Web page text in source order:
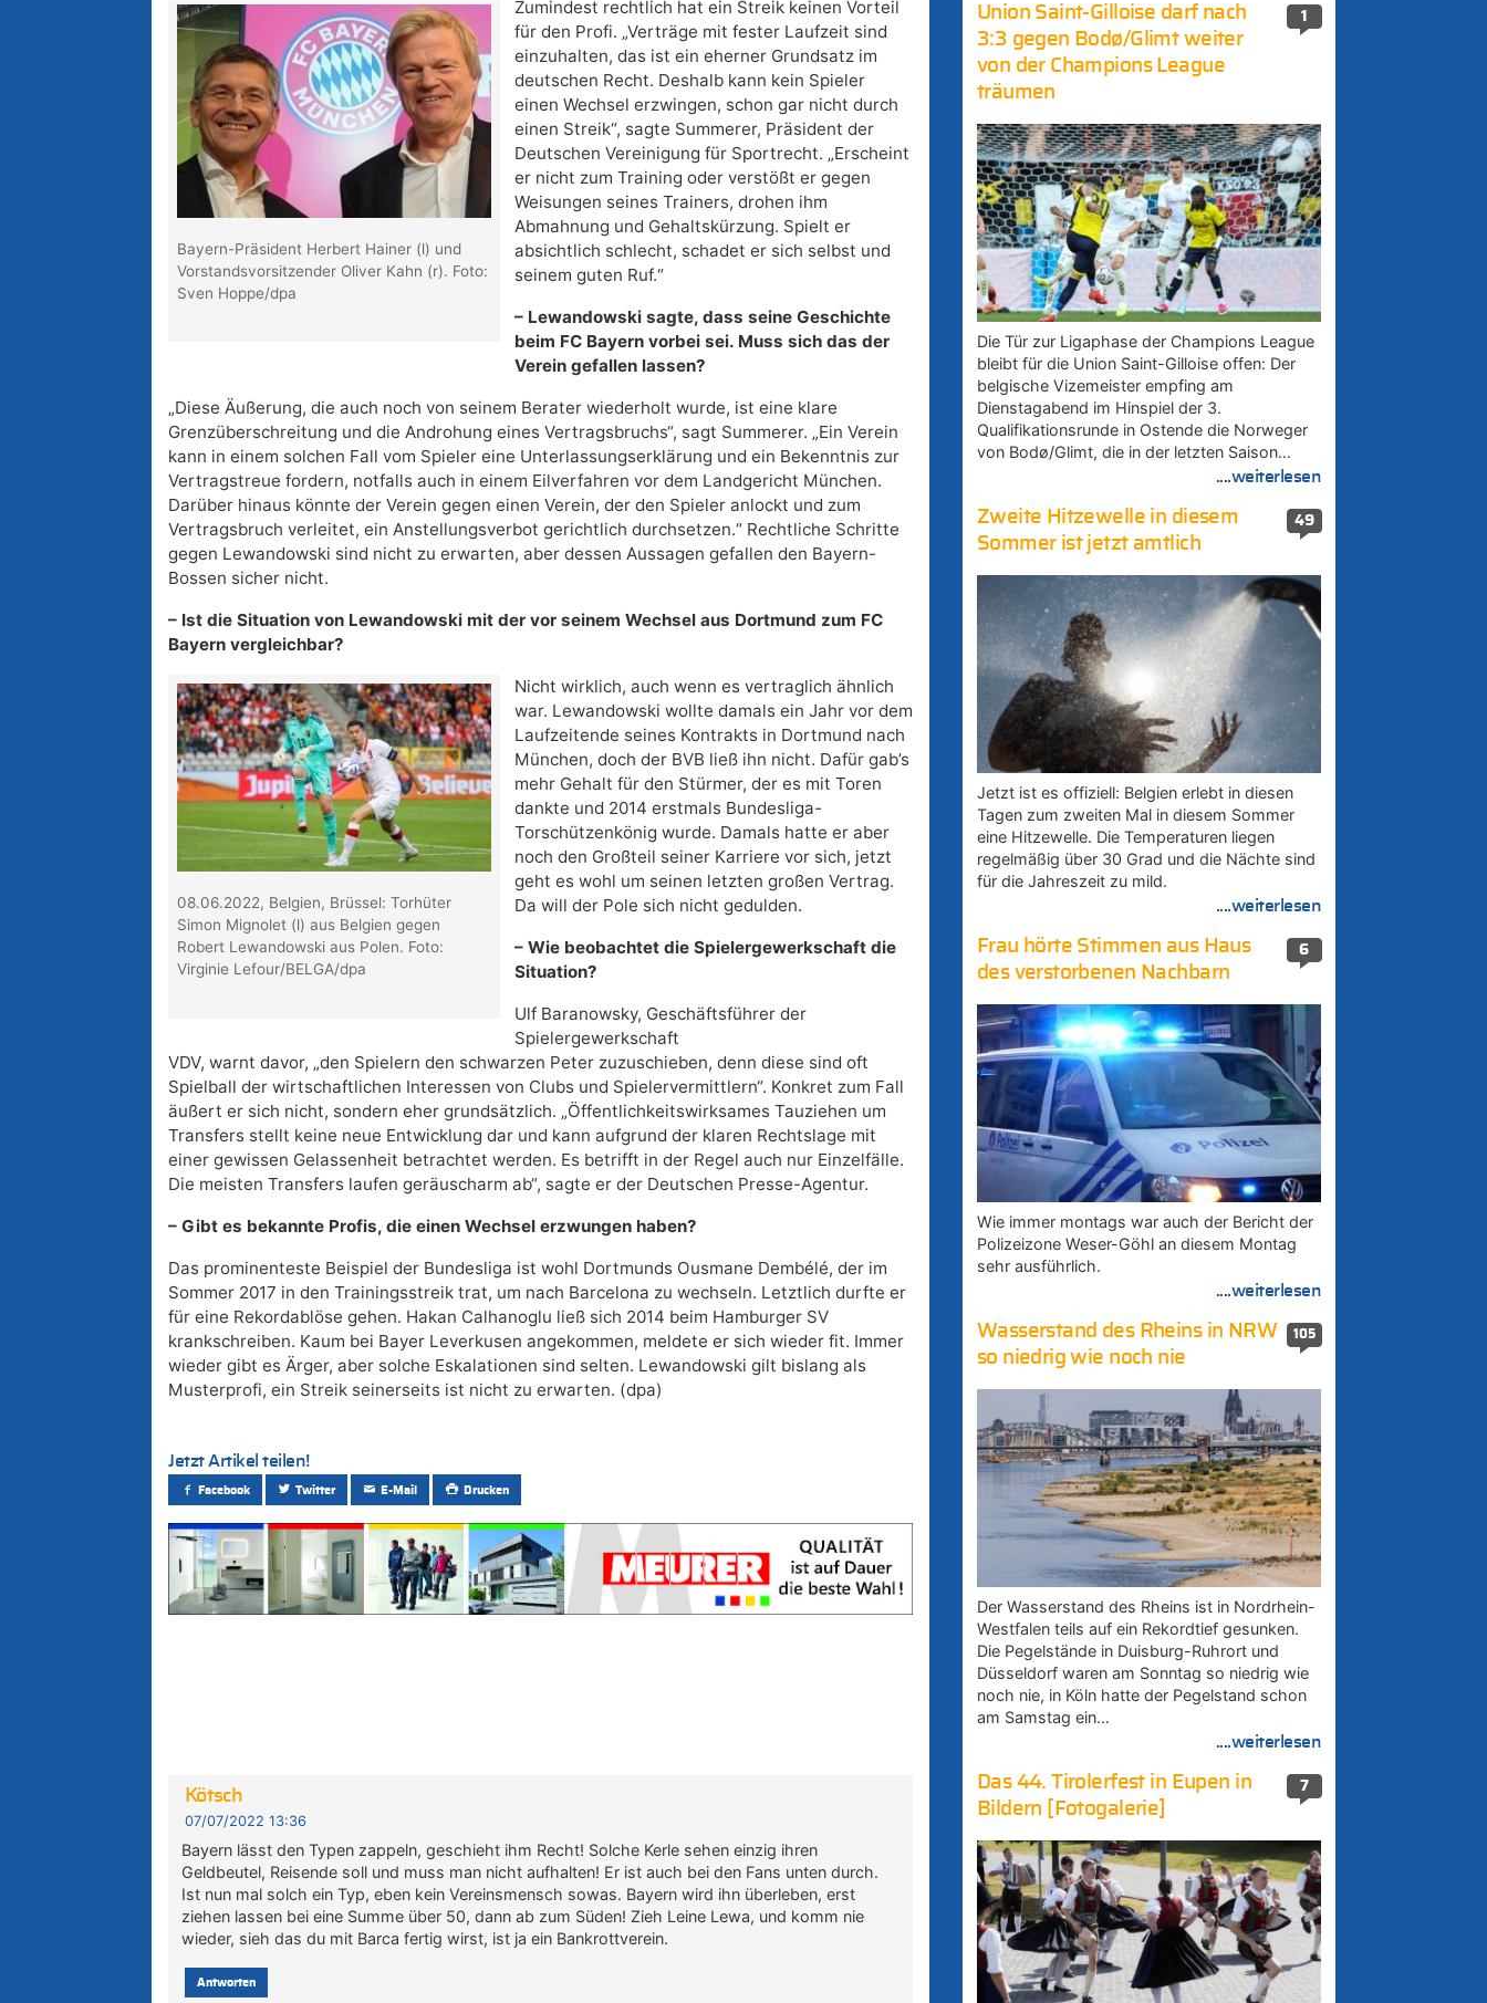
Bayern-Präsident Herbert Hainer (l) und
Vorstandsvorsitzender Oliver Kahn (r). Foto:
Sven Hoppe/dpa
Zumindest rechtlich hat ein Streik keinen Vorteil
für den Profi. „Verträge mit fester Laufzeit sind
einzuhalten, das ist ein eherner Grundsatz im
deutschen Recht. Deshalb kann kein Spieler
einen Wechsel erzwingen, schon gar nicht durch
einen Streik“, sagte Summerer, Präsident der
Deutschen Vereinigung für Sportrecht. „Erscheint
er nicht zum Training oder verstößt er gegen
Weisungen seines Trainers, drohen ihm
Abmahnung und Gehaltskürzung. Spielt er
absichtlich schlecht, schadet er sich selbst und
seinem guten Ruf.“
– Lewandowski sagte, dass seine Geschichte
beim FC Bayern vorbei sei. Muss sich das der
Verein gefallen lassen?
„Diese Äußerung, die auch noch von seinem Berater wiederholt wurde, ist eine klare
Grenzüberschreitung und die Androhung eines Vertragsbruchs“, sagt Summerer. „Ein Verein
kann in einem solchen Fall vom Spieler eine Unterlassungserklärung und ein Bekenntnis zur
Vertragstreue fordern, notfalls auch in einem Eilverfahren vor dem Landgericht München.
Darüber hinaus könnte der Verein gegen einen Verein, der den Spieler anlockt und zum
Vertragsbruch verleitet, ein Anstellungsverbot gerichtlich durchsetzen.“ Rechtliche Schritte
gegen Lewandowski sind nicht zu erwarten, aber dessen Aussagen gefallen den Bayern-
Bossen sicher nicht.
– Ist die Situation von Lewandowski mit der vor seinem Wechsel aus Dortmund zum FC
Bayern vergleichbar?
08.06.2022, Belgien, Brüssel: Torhüter
Simon Mignolet (l) aus Belgien gegen
Robert Lewandowski aus Polen. Foto:
Virginie Lefour/BELGA/dpa
Nicht wirklich, auch wenn es vertraglich ähnlich
war. Lewandowski wollte damals ein Jahr vor dem
Laufzeitende seines Kontrakts in Dortmund nach
München, doch der BVB ließ ihn nicht. Dafür gab’s
mehr Gehalt für den Stürmer, der es mit Toren
dankte und 2014 erstmals Bundesliga-
Torschützenkönig wurde. Damals hatte er aber
noch den Großteil seiner Karriere vor sich, jetzt
geht es wohl um seinen letzten großen Vertrag.
Da will der Pole sich nicht gedulden.
– Wie beobachtet die Spielergewerkschaft die
Situation?
Ulf Baranowsky, Geschäftsführer der
Spielergewerkschaft
VDV, warnt davor, „den Spielern den schwarzen Peter zuzuschieben, denn diese sind oft
Spielball der wirtschaftlichen Interessen von Clubs und Spielervermittlern“. Konkret zum Fall
äußert er sich nicht, sondern eher grundsätzlich. „Öffentlichkeitswirksames Tauziehen um
Transfers stellt keine neue Entwicklung dar und kann aufgrund der klaren Rechtslage mit
einer gewissen Gelassenheit betrachtet werden. Es betrifft in der Regel auch nur Einzelfälle.
Die meisten Transfers laufen geräuscharm ab“, sagte er der Deutschen Presse-Agentur.
– Gibt es bekannte Profis, die einen Wechsel erzwungen haben?
Das prominenteste Beispiel der Bundesliga ist wohl Dortmunds Ousmane Dembélé, der im
Sommer 2017 in den Trainingsstreik trat, um nach Barcelona zu wechseln. Letztlich durfte er
für eine Rekordablöse gehen. Hakan Calhanoglu ließ sich 2014 beim Hamburger SV
krankschreiben. Kaum bei Bayer Leverkusen angekommen, meldete er sich wieder fit. Immer
wieder gibt es Ärger, aber solche Eskalationen sind selten. Lewandowski gilt bislang als
Musterprofi, ein Streik seinerseits ist nicht zu erwarten. (dpa)
Jetzt Artikel teilen!
Facebook Twitter E-Mail Drucken
Kötsch
07/07/2022 13:36
Bayern lässt den Typen zappeln, geschieht ihm Recht! Solche Kerle sehen einzig ihren
Geldbeutel, Reisende soll und muss man nicht aufhalten! Er ist auch bei den Fans unten durch.
Ist nun mal solch ein Typ, eben kein Vereinsmensch sowas. Bayern wird ihn überleben, erst
ziehen lassen bei eine Summe über 50, dann ab zum Süden! Zieh Leine Lewa, und komm nie
wieder, sieh das du mit Barca fertig wirst, ist ja ein Bankrottverein.
Antworten
1
Union Saint-Gilloise darf nach
3:3 gegen Bodø/Glimt weiter
von der Champions League
träumen
Die Tür zur Ligaphase der Champions League
bleibt für die Union Saint-Gilloise offen: Der
belgische Vizemeister empfing am
Dienstagabend im Hinspiel der 3.
Qualifikationsrunde in Ostende die Norweger
von Bodø/Glimt, die in der letzten Saison…
....weiterlesen
49
Zweite Hitzewelle in diesem
Sommer ist jetzt amtlich
Jetzt ist es offiziell: Belgien erlebt in diesen
Tagen zum zweiten Mal in diesem Sommer
eine Hitzewelle. Die Temperaturen liegen
regelmäßig über 30 Grad und die Nächte sind
für die Jahreszeit zu mild.
....weiterlesen
6
Frau hörte Stimmen aus Haus
des verstorbenen Nachbarn
Wie immer montags war auch der Bericht der
Polizeizone Weser-Göhl an diesem Montag
sehr ausführlich.
....weiterlesen
105
Wasserstand des Rheins in NRW
so niedrig wie noch nie
Der Wasserstand des Rheins ist in Nordrhein-
Westfalen teils auf ein Rekordtief gesunken.
Die Pegelstände in Duisburg-Ruhrort und
Düsseldorf waren am Sonntag so niedrig wie
noch nie, in Köln hatte der Pegelstand schon
am Samstag ein…
....weiterlesen
7
Das 44. Tirolerfest in Eupen in
Bildern [Fotogalerie]